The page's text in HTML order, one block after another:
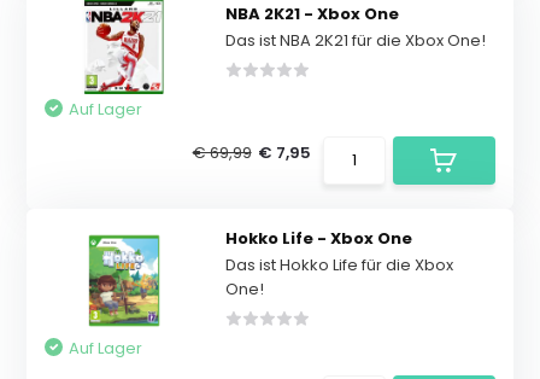
NBA 2K21 - Xbox One
Das ist NBA 2K21 für die Xbox One!
Auf Lager
€ 69,99 € 7,95
Hokko Life - Xbox One
Das ist Hokko Life für die Xbox
One!
Auf Lager